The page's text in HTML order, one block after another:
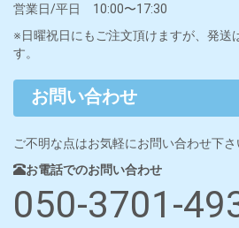
営業日/平日 10:00〜17:30
※日曜祝日にもご注文頂けますが、発送
す。
お問い合わせ
ご不明な点はお気軽にお問い合わせ下さ
お電話でのお問い合わせ
050-3701-